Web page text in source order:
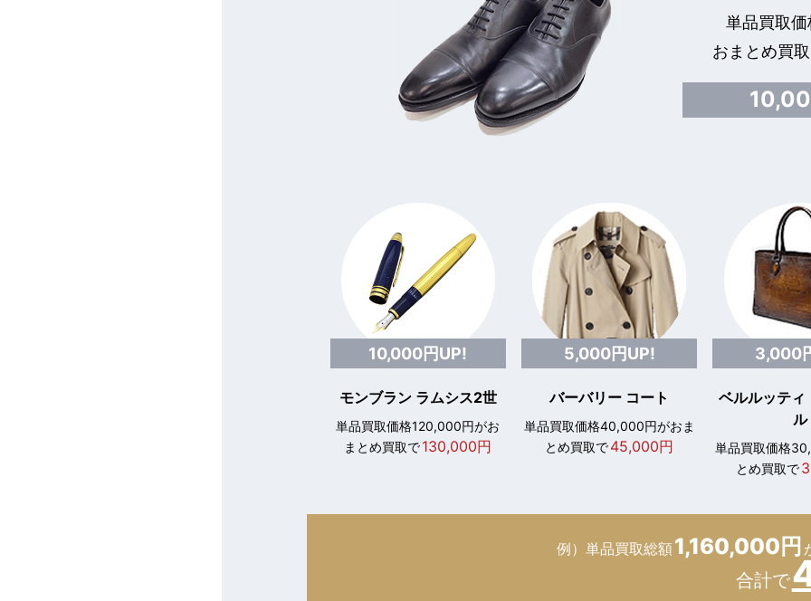
単品買取
おまとめ買
10,000円UP!
モンブラン ラムシス2世
単品買取価格120,000円がお
まとめ買取で130,000円
5,000円UP!
バーバリー コート
単品買取価格40,000円がおま
とめ買取で45,000円
3,000
ベルルッティ
ル
単品買取価格
とめ買取で
例）単品買取総額1,160,000円
合計で